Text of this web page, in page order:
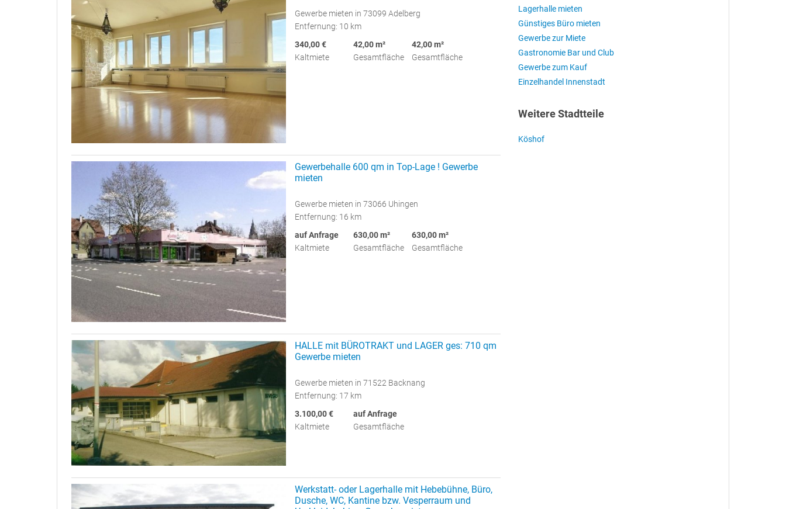
Gewerbe mieten in 73099 Adelberg
Entfernung: 10 km
340,00 €
Kaltmiete
42,00 m²
Gesamtfläche
42,00 m²
Gesamtfläche
Gewerbehalle 600 qm in Top-Lage ! Gewerbe
mieten
Gewerbe mieten in 73066 Uhingen
Entfernung: 16 km
auf Anfrage
Kaltmiete
630,00 m²
Gesamtfläche
630,00 m²
Gesamtfläche
HALLE mit BÜROTRAKT und LAGER ges: 710 qm
Gewerbe mieten
Gewerbe mieten in 71522 Backnang
Entfernung: 17 km
3.100,00 €
Kaltmiete
auf Anfrage
Gesamtfläche
Werkstatt- oder Lagerhalle mit Hebebühne, Büro,
Dusche, WC, Kantine bzw. Vesperraum und
Lagerhalle mieten
Günstiges Büro mieten
Gewerbe zur Miete
Gastronomie Bar und Club
Gewerbe zum Kauf
Einzelhandel Innenstadt
Weitere Stadtteile
Köshof